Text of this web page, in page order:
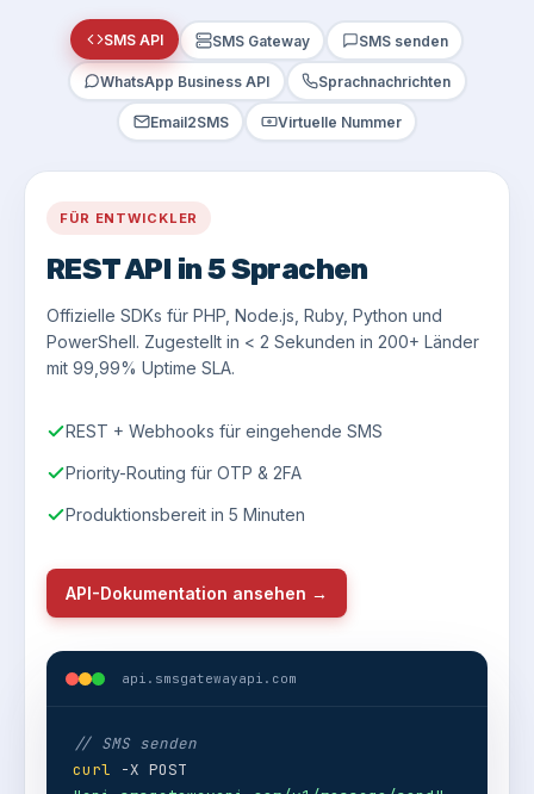
SMS API SMS Gateway SMS senden
WhatsApp Business API Sprachnachrichten
Email2SMS Virtuelle Nummer
FÜR ENTWICKLER
REST API in 5 Sprachen
Offizielle SDKs für PHP, Node.js, Ruby, Python und
PowerShell. Zugestellt in < 2 Sekunden in 200+ Länder
mit 99,99% Uptime SLA.
REST + Webhooks für eingehende SMS
Priority-Routing für OTP & 2FA
Produktionsbereit in 5 Minuten
API-Dokumentation ansehen →
api.smsgatewayapi.com
// SMS senden
curl -X POST